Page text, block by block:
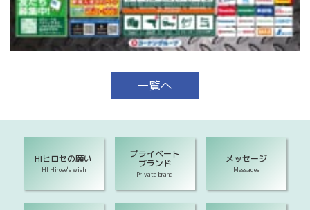
一覧へ
HIヒロセの願い
HI Hirose's wish
プライベート
ブランド
Private brand
メッセージ
Messages